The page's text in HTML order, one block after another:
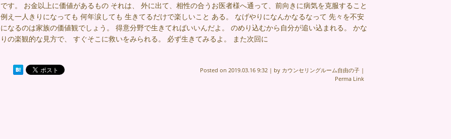
です。 お金以上に価値があるもの それは、 外に出て、相性の合うお医者様へ通って、前向きに病気を克服すること
例え一人きりになっても 何年涙しても 生きてるだけで楽しいこと ある。 なげやりになんかなるなって 先々を不安
になるのは家族の価値観でしょう。 得意分野で生きてればいいんだよ。 のめり込むから自分が追い込まれる。 かな
りの楽観的な見方で、 すぐそこに救いをみられる。 必ず生きてみるよ。 また次回に
Posted on 2019.03.16 9:32 | by カウンセリングルーム自由の子 |
Perma Link